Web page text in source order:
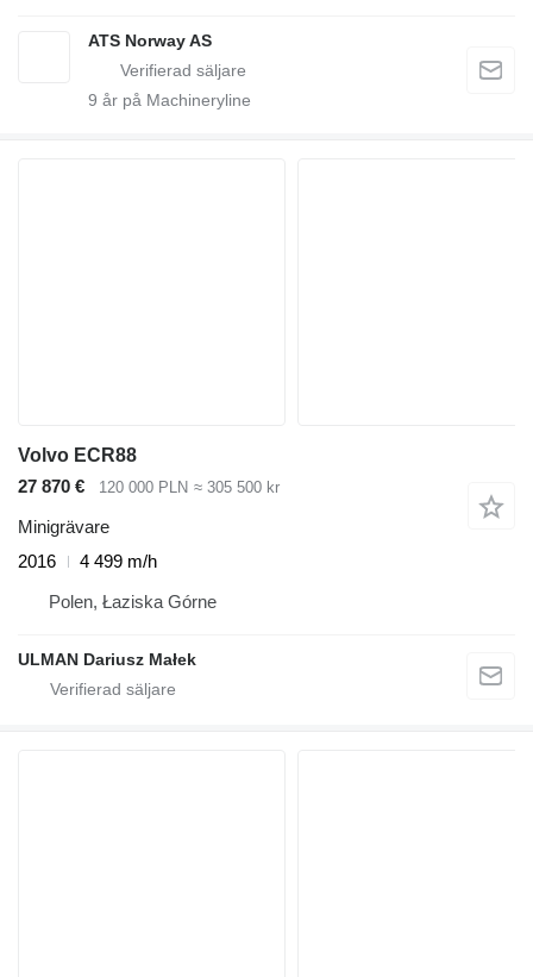
ATS Norway AS
9 år på Machineryline
Volvo ECR88
27 870 €
120 000 PLN ≈ 305 500 kr
Minigrävare
2016
4 499 m/h
Polen, Łaziska Górne
ULMAN Dariusz Małek